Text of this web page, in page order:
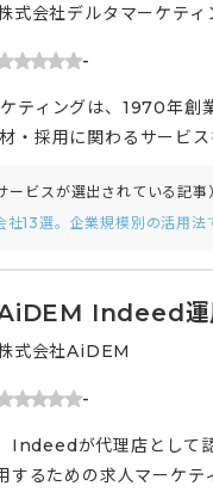
式会社デルタマーケティ
-
ティングは、1970年創
・採用に関わるサービ
ビスが選出されている記事
13選。企業規模別の活用法
Indeed運
式会社AiDEM
-
Indeedが代理店として
るための求人マーケ